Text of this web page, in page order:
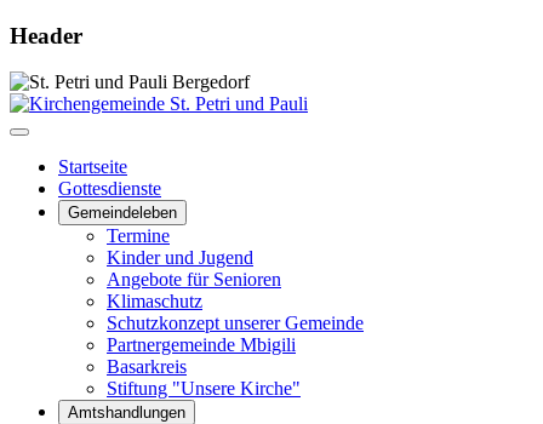
Header
Startseite
Gottesdienste
Gemeindeleben
Termine
Kinder und Jugend
Angebote für Senioren
Klimaschutz
Schutzkonzept unserer Gemeinde
Partnergemeinde Mbigili
Basarkreis
Stiftung "Unsere Kirche"
Amtshandlungen